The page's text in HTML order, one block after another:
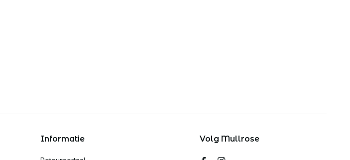
Informatie Volg Mullrose